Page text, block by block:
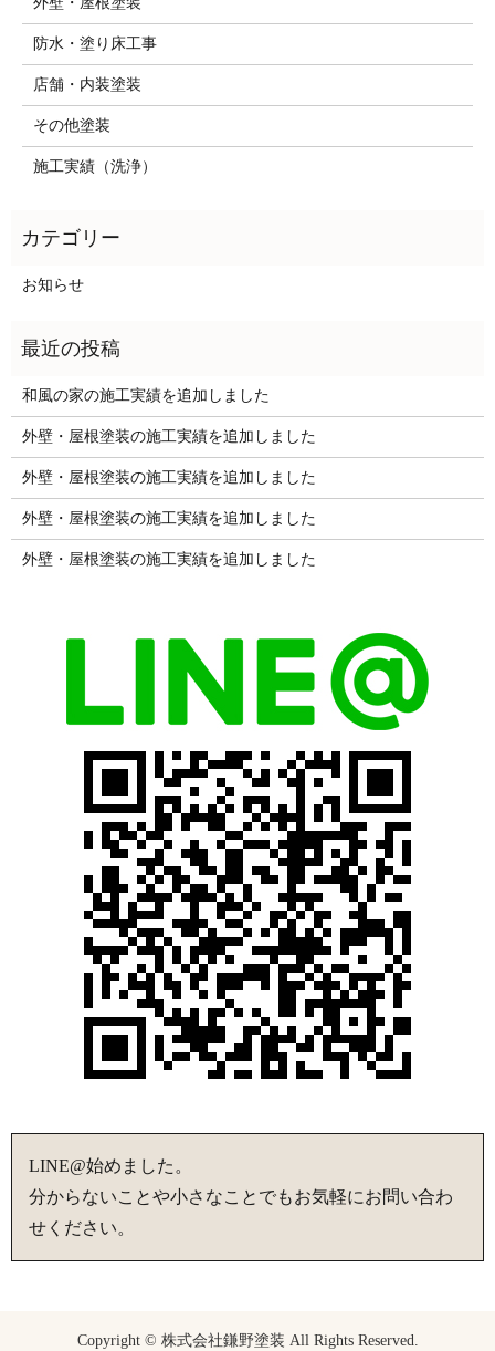
防水・塗り床工事
店舗・内装塗装
その他塗装
施工実績（洗浄）
お知らせ
和風の家の施工実績を追加しました
外壁・屋根塗装の施工実績を追加しました
外壁・屋根塗装の施工実績を追加しました
外壁・屋根塗装の施工実績を追加しました
外壁・屋根塗装の施工実績を追加しました
LINE@始めました。
分からないことや小さなことでもお気軽にお問い合わ
せください。
Copyright © 株式会社鎌野塗装 All Rights Reserved.